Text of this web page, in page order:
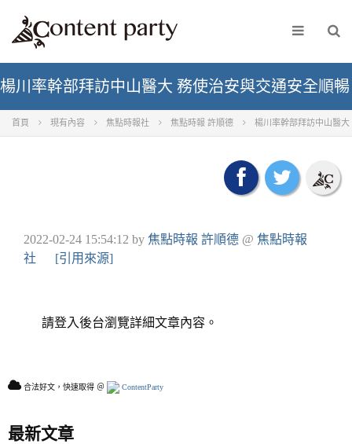
楊川率幹部拜訪中山醫大 務使治安與交通安全順暢
首頁 現有內容 焦點時報社 焦點時報 許順德 楊川率幹部拜訪中山醫
2022-02-24 15:54:12 by 焦點時報 許順德 @ 焦點時報
社
[引用來源]
請登入後台瀏覽詳細文章內容。
合法好文，快速取得 ＠ ContentParty
最新文章